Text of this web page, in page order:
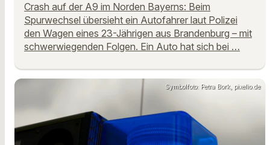
Crash auf der A9 im Norden Bayerns: Beim
Spurwechsel übersieht ein Autofahrer laut Polizei
den Wagen eines 23-Jährigen aus Brandenburg – mit
schwerwiegenden Folgen. Ein Auto hat sich bei …
Symbolfoto: Petra Bork, pixelio.de